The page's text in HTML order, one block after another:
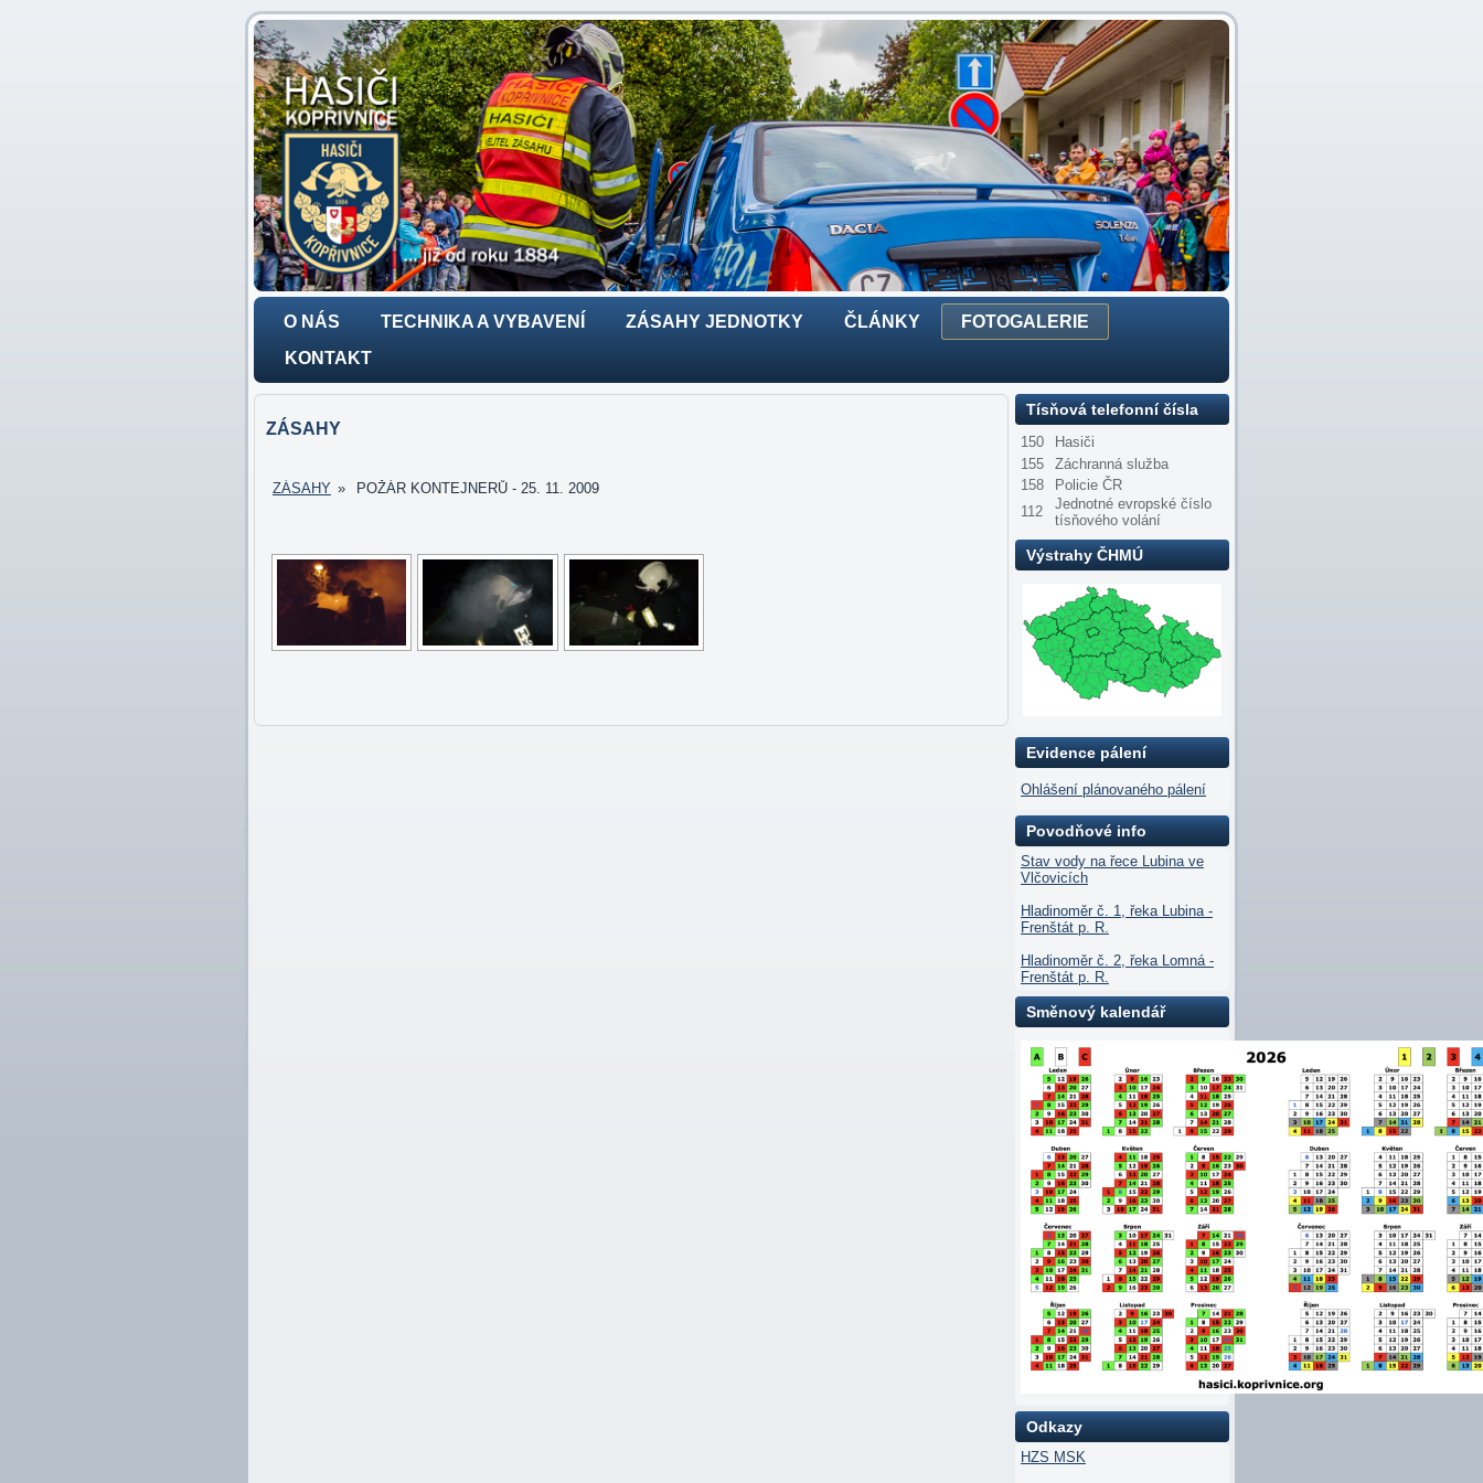
O NÁS TECHNIKA A VYBAVENÍ ZÁSAHY JEDNOTKY ČLÁNKY
FOTOGALERIE
KONTAKT
ZÁSAHY
ZÁSAHY » POŽÁR KONTEJNERŮ - 25. 11. 2009
Tísňová telefonní čísla
150
Hasiči
155
Záchranná služba
158
Policie ČR
112
Jednotné evropské číslo
tísňového volání
Výstrahy ČHMÚ
Evidence pálení
Ohlášení plánovaného pálení
Povodňové info
Stav vody na řece Lubina ve
Vlčovicích
Hladinoměr č. 1, řeka Lubina -
Frenštát p. R.
Hladinoměr č. 2, řeka Lomná -
Frenštát p. R.
Směnový kalendář
Odkazy
HZS MSK